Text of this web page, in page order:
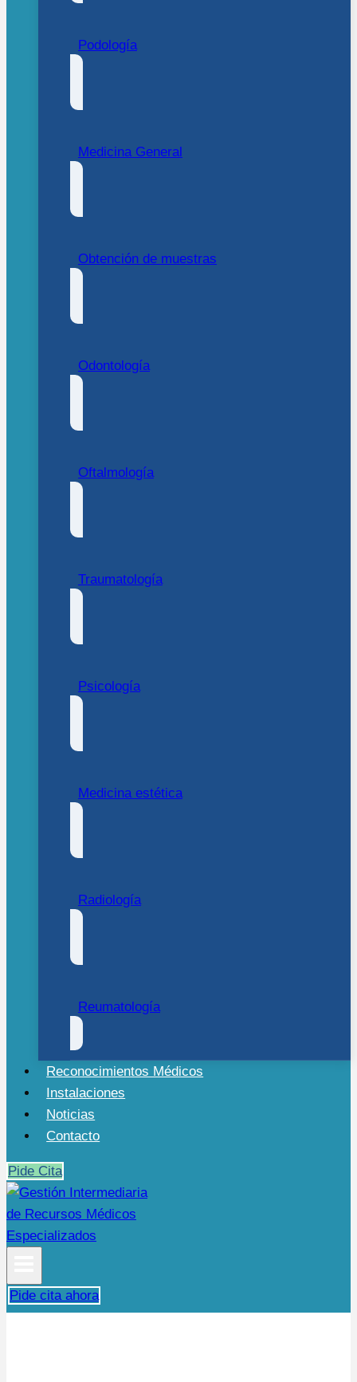
Podología
Medicina General
Obtención de muestras
Odontología
Oftalmología
Traumatología
Psicología
Medicina estética
Radiología
Reumatología
Reconocimientos Médicos
Instalaciones
Noticias
Contacto
Pide Cita
Pide cita ahora